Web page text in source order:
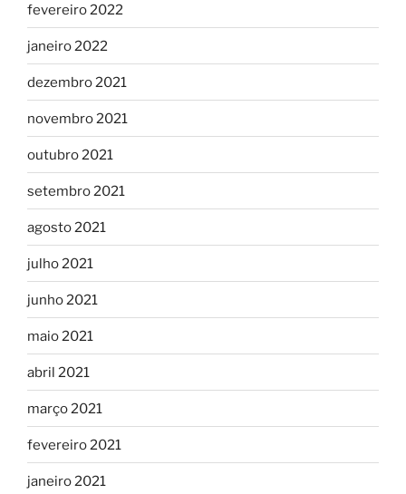
fevereiro 2022
janeiro 2022
dezembro 2021
novembro 2021
outubro 2021
setembro 2021
agosto 2021
julho 2021
junho 2021
maio 2021
abril 2021
março 2021
fevereiro 2021
janeiro 2021